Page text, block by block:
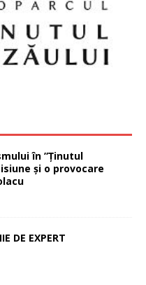
în ”Ținutul
și o provocare
DE EXPERT